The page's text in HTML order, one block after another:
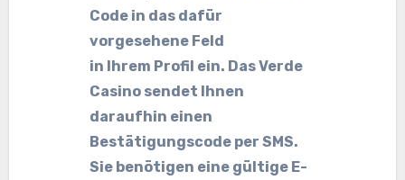
Code in das dafür
vorgesehene Feld
in Ihrem Profil ein. Das Verde
Casino sendet Ihnen
daraufhin einen
Bestätigungscode per SMS.
Sie benötigen eine gültige E-